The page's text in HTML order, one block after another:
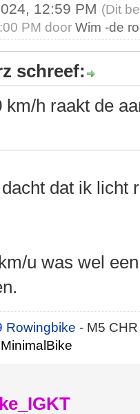
12:59 PM (Dit
PM doorWim -de
schreef:
km/h raakt de
dat ik
u was wel
Rowingbike- M5